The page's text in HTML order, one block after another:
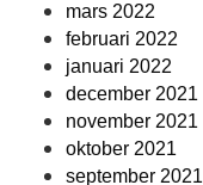
mars 2022
februari 2022
januari 2022
december 2021
november 2021
oktober 2021
september 2021